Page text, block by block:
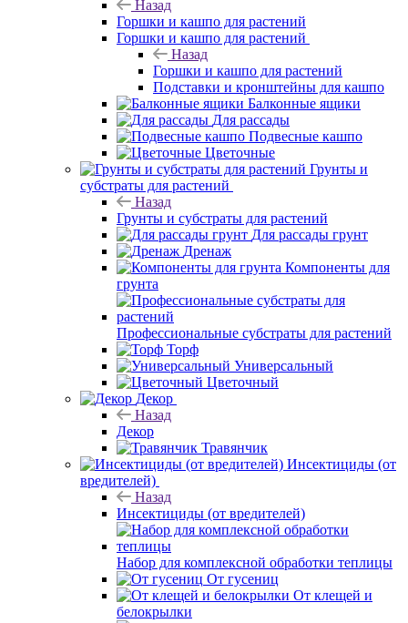
Назад
Горшки и кашпо для растений
Горшки и кашпо для растений
Назад
Горшки и кашпо для растений
Подставки и кронштейны для кашпо
Балконные ящики
Для рассады
Подвесные кашпо
Цветочные
Грунты и
субстраты для растений
Назад
Грунты и субстраты для растений
Для рассады грунт
Дренаж
Компоненты для
грунта
Профессиональные субстраты для растений
Торф
Универсальный
Цветочный
Декор
Назад
Декор
Травянчик
Инсектициды (от
вредителей)
Назад
Инсектициды (от вредителей)
Набор для комплексной обработки теплицы
От гусениц
От клещей и
белокрылки